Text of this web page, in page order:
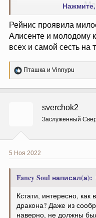
View: https://
Рейнис проявила
Алисенте и молодому
всех и самой сесть на
Р
е
Пташка и Vinnypu
sverchok2
Заслуженный
5 Ноя 2022
Fancy Soul написал(а):
Кстати, интересно,
дракона? Даже из
наверно, не должны